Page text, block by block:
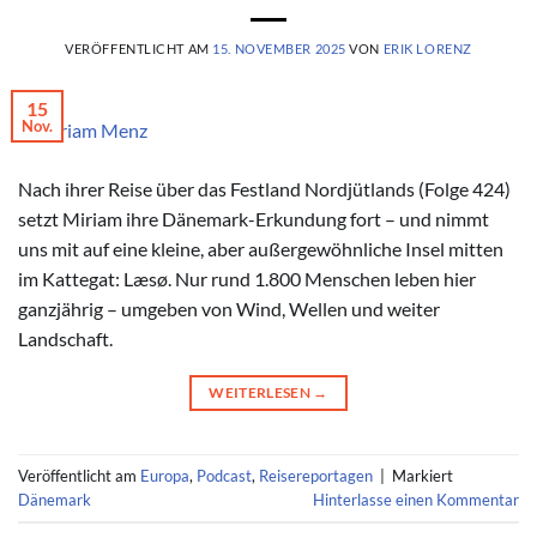
VERÖFFENTLICHT AM 15. NOVEMBER 2025 VON ERIK LORENZ
© Miriam Menz
15
Nov.
Nach ihrer Reise über das Festland Nordjütlands (Folge 424)
setzt Miriam ihre Dänemark-Erkundung fort – und nimmt
uns mit auf eine kleine, aber außergewöhnliche Insel mitten
im Kattegat: Læsø. Nur rund 1.800 Menschen leben hier
ganzjährig – umgeben von Wind, Wellen und weiter
Landschaft.
WEITERLESEN →
Veröffentlicht am Europa, Podcast, Reisereportagen
Markiert
Dänemark
Hinterlasse einen Kommentar